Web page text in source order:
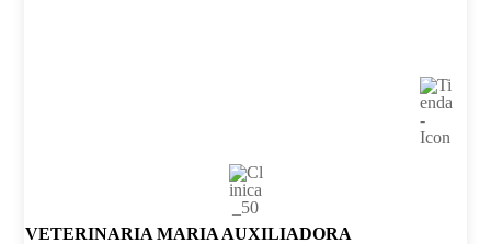
VETERINARIA MARIA AUXILIADORA